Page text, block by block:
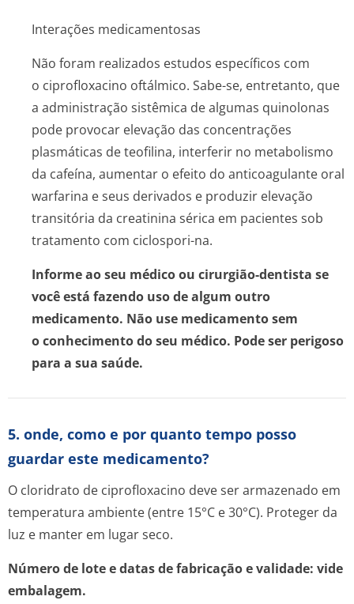
Interações medicamentosas
Não foram realizados estudos específicos com
o ciprofloxacino oftálmico. Sabe-se, entretanto, que
a administração sistêmica de algumas quinolonas
pode provocar elevação das concentrações
plasmáticas de teofilina, interferir no metabolismo
da cafeína, aumentar o efeito do anticoagulante oral
warfarina e seus derivados e produzir elevação
transitória da creatinina sérica em pacientes sob
tratamento com ciclospori-na.
Informe ao seu médico ou cirurgião-dentista se
você está fazendo uso de algum outro
medicamento. Não use medicamento sem
o conhecimento do seu médico. Pode ser perigoso
para a sua saúde.
5. onde, como e por quanto tempo posso
guardar este medicamento?
O cloridrato de ciprofloxacino deve ser armazenado em
temperatura ambiente (entre 15°C e 30°C). Proteger da
luz e manter em lugar seco.
Número de lote e datas de fabricação e validade: vide
embalagem.